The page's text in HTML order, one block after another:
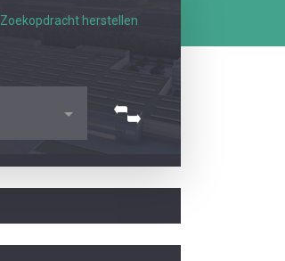
Zoekopdracht herstellen